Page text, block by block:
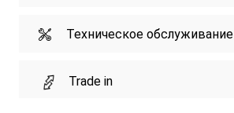
Техническое обслуживание
Trade in